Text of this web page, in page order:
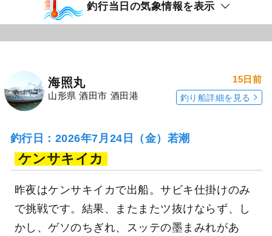
釣行当日の気象情報を表示
海照丸
山形県 酒田市 酒田港
15日前
釣り船詳細を見る
釣行日：2026年7月24日（金）若潮
ケンサキイカ
昨夜はケンサキイカで出船。サビキ仕掛けのみ
で挑戦です。結果、またまたツ抜けならず、し
かし、ゲソのちぎれ、スッテの墨まみれがあ